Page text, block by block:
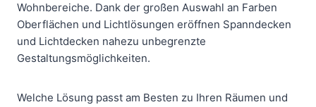
Wohnbereiche. Dank der großen Auswahl an Farben
Oberflächen und Lichtlösungen eröffnen Spanndecken
und Lichtdecken nahezu unbegrenzte
Gestaltungsmöglichkeiten.
Welche Lösung passt am Besten zu Ihren Räumen und